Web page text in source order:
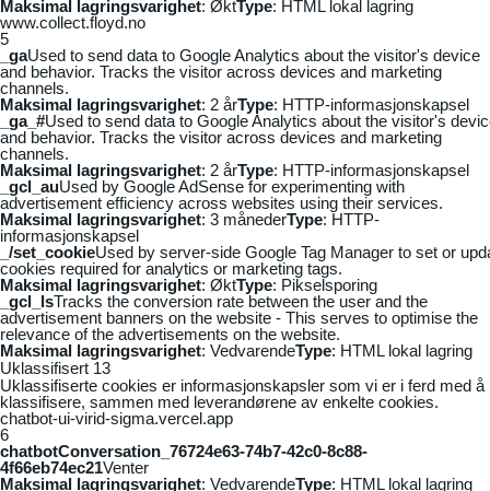
Maksimal lagringsvarighet: ØktType: HTML lokal lagring
www.collect.floyd.no
5
_gaUsed to send data to Google Analytics about the visitor's device
and behavior. Tracks the visitor across devices and marketing
channels.
Maksimal lagringsvarighet: 2 årType: HTTP-informasjonskapsel
_ga_#Used to send data to Google Analytics about the visitor's
and behavior. Tracks the visitor across devices and marketing
channels.
Maksimal lagringsvarighet: 2 årType: HTTP-informasjonskapsel
_gcl_auUsed by Google AdSense for experimenting with
advertisement efficiency across websites using their services.
Maksimal lagringsvarighet: 3 månederType: HTTP-
informasjonskapsel
_/set_cookieUsed by server-side Google Tag Manager to set or
cookies required for analytics or marketing tags.
Maksimal lagringsvarighet: ØktType: Pikselsporing
_gcl_lsTracks the conversion rate between the user and the
advertisement banners on the website - This serves to optimise the
relevance of the advertisements on the website.
Maksimal lagringsvarighet: VedvarendeType: HTML lokal lagring
Uklassifisert 13
Uklassifiserte cookies er informasjonskapsler som vi er i ferd med å
klassifisere, sammen med leverandørene av enkelte cookies.
chatbot-ui-virid-sigma.vercel.app
6
chatbotConversation_76724e63-74b7-42c0-8c88-
4f66eb74ec21Venter
Maksimal lagringsvarighet: VedvarendeType: HTML lokal lagring